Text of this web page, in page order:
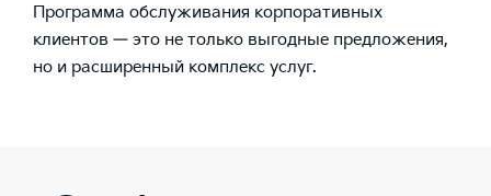
Программа обслуживания корпоративных
клиентов — это не только выгодные предложения,
но и расширенный комплекс услуг.